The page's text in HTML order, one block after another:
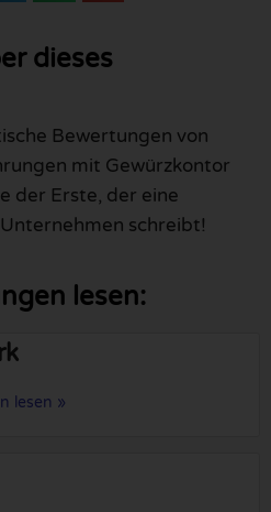
dieses
Bewertungen von
mit Gewürzkontor
der Erste, der eine
schreibt!
lesen:
lesen »